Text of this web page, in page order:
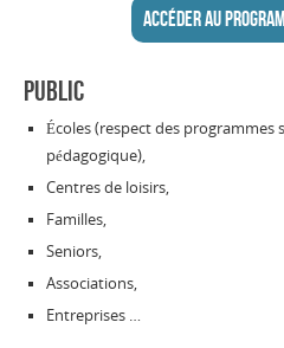
Accéder au
PUBLIC
Écoles (respect des programmes
pédagogique),
Centres de loisirs,
Familles,
Seniors,
Associations,
Entreprises …